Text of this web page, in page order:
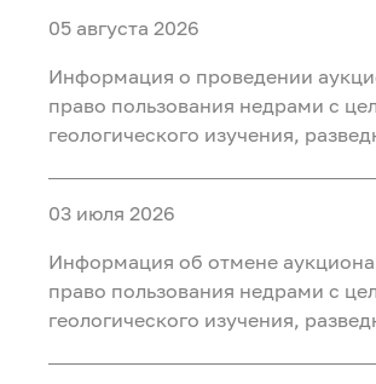
Салымский-3», расположенного
территории Ханты-Мансийского
Ханты-Мансийского автономного
- Югры
05 августа 2026
Информация о проведении
право пользования недрами с
геологического изучения,
«Приразломный-3»,
территории Ханты-Мансийского
Ханты-Мансийского автономного
- Югры
03 июля 2026
Информация об отмене
право пользования недрами с
геологического изучения,